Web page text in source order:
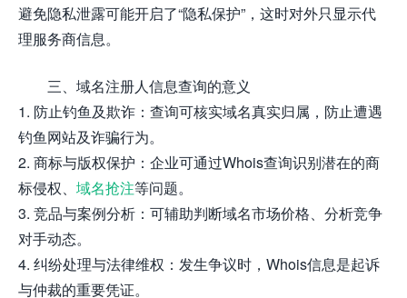
避免隐私泄露可能开启了“隐私保护”，这时对外只显示代
理服务商信息。
三、域名注册人信息查询的意义
1. 防止钓鱼及欺诈：查询可核实域名真实归属，防止遭遇
钓鱼网站及诈骗行为。
2. 商标与版权保护：企业可通过Whois查询识别潜在的商
标侵权、 域名抢注等问题。
3. 竞品与案例分析：可辅助判断域名市场价格、分析竞争
对手动态。
4. 纠纷处理与法律维权：发生争议时，Whois信息是起诉
与仲裁的重要凭证。